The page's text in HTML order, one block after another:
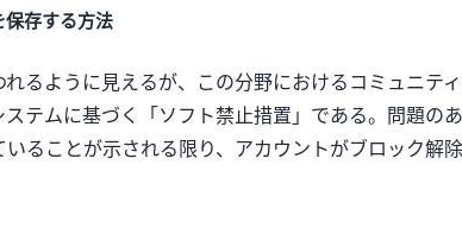
存する方法
るように見えるが、この分野におけるコミュニティ
テムに基づく「ソフト禁止措置」である。問題のあ
ることが示される限り、アカウントがブロック解除